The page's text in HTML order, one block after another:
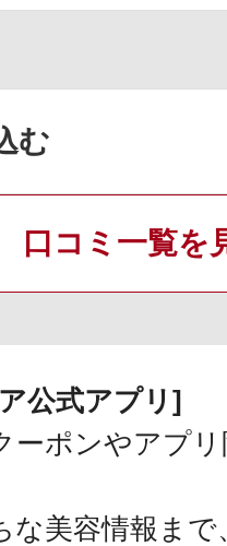
む
口コミ一覧を
公式アプリ]
ーポンやアプ
な美容情報まで